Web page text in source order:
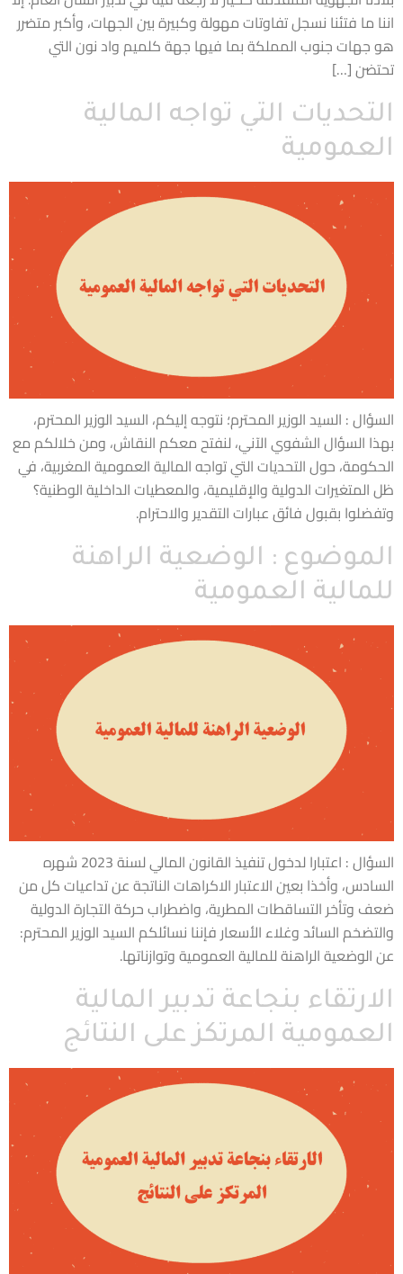
اننا ما فتئنا نسجل تفاوتات مهولة وكبيرة بين الجهات، وأكبر متضرر
هو جهات جنوب المملكة بما فيها جهة كلميم واد نون التي
تحتضن […]
التحديات التي تواجه المالية
العمومية
السؤال : السيد الوزير المحترم؛ نتوجه إليكم، السيد الوزير المحترم،
بهذا السؤال الشفوي الآني، لنفتح معكم النقاش، ومن خلالكم مع
الحكومة، حول التحديات التي تواجه المالية العمومية المغربية، في
ظل المتغيرات الدولية والإقليمية، والمعطيات الداخلية الوطنية؟
وتفضلوا بقبول فائق عبارات التقدير والاحترام.
الموضوع : الوضعية الراهنة
للمالية العمومية
السؤال : اعتبارا لدخول تنفيذ القانون المالي لسنة 2023 شهره
السادس، وأخذا بعين الاعتبار الاكراهات الناتجة عن تداعيات كل من
ضعف وتأخر التساقطات المطرية، واضطراب حركة التجارة الدولية
والتضخم السائد وغلاء الأسعار فإننا نسائلكم السيد الوزير المحترم:
عن الوضعية الراهنة للمالية العمومية وتوازناتها.
الارتقاء بنجاعة تدبير المالية
العمومية المرتكز على النتائج